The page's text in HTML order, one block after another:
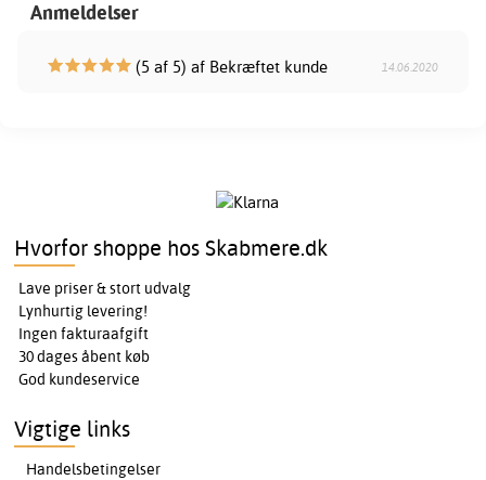
Anmeldelser
(5 af 5) af Bekræftet kunde 14.06.2020
Hvorfor shoppe hos Skabmere.dk
Lave priser & stort udvalg
Lynhurtig levering!
Ingen fakturaafgift
30 dages åbent køb
God kundeservice
Vigtige links
Handelsbetingelser